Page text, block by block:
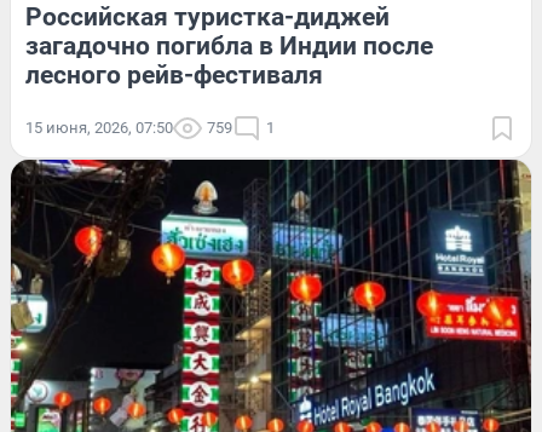
Российская туристка-диджей
загадочно погибла в Индии после
лесного рейв-фестиваля
15 июня, 2026, 07:50 759 1